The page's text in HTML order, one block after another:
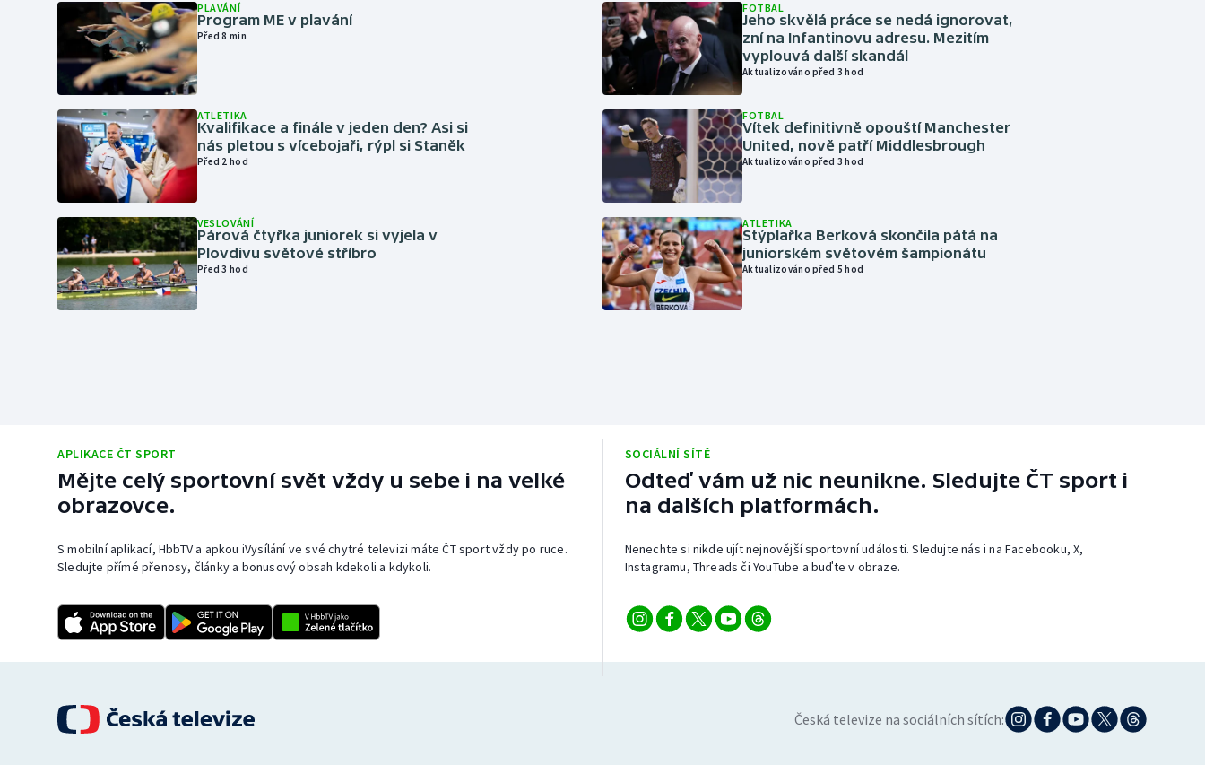
PLAVÁNÍ
Program ME v plavání
Před 8 min
ATLETIKA
Kvalifikace a finále v jeden den? Asi si
nás pletou s vícebojaři, rýpl si Staněk
Před 2 hod
VESLOVÁNÍ
Párová čtyřka juniorek si vyjela v
Plovdivu světové stříbro
Před 3 hod
FOTBAL
Jeho skvělá práce se nedá ignorovat,
zní na Infantinovu adresu. Mezitím
vyplouvá další skandál
Aktualizováno před 3 hod
FOTBAL
Vítek definitivně opouští Manchester
United, nově patří Middlesbrough
Aktualizováno před 3 hod
ATLETIKA
Stýplařka Berková skončila pátá na
juniorském světovém šampionátu
Aktualizováno před 5 hod
APLIKACE ČT SPORT
Mějte celý sportovní svět vždy u sebe i na velké
obrazovce.
S mobilní aplikací, HbbTV a apkou iVysílání ve své chytré televizi máte ČT sport vždy po ruce.
Sledujte přímé přenosy, články a bonusový obsah kdekoli a kdykoli.
SOCIÁLNÍ SÍTĚ
Odteď vám už nic neunikne. Sledujte ČT sport i
na dalších platformách.
Nenechte si nikde ujít nejnovější sportovní události. Sledujte nás i na Facebooku, X,
Instagramu, Threads či YouTube a buďte v obraze.
Česká televize na sociálních sítích: